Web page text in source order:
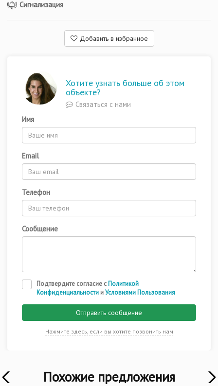
Сигнализация
Добавить в избранное
Хотите узнать больше об этом
объекте?
Связаться с нами
Имя
Email
Телефон
Сообщение
Подтвердите согласие с Политикой
Конфиденциальности иУсловиями Пользования
Отправить сообщение
Нажмите здесь, если вы хотите позвонить нам
Похожие предложения